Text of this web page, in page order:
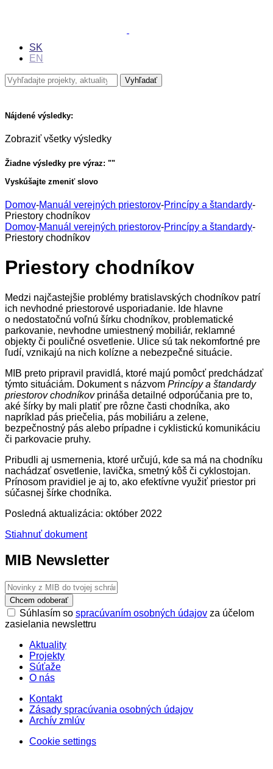
SK
EN
Nájdené výsledky:
Zobraziť všetky výsledky
Žiadne výsledky pre výraz: ""
Vyskúšajte zmeniť slovo
Domov-Manuál verejných priestorov-Princípy a štandardy-
Priestory chodníkov
Domov-Manuál verejných priestorov-Princípy a štandardy-
Priestory chodníkov
Priestory chodníkov
Medzi najčastejšie problémy bratislavských chodníkov patrí
ich nevhodné priestorové usporiadanie. Ide hlavne
o nedostatočnú voľnú šírku chodníkov, problematické
parkovanie, nevhodne umiestnený mobiliár, reklamné
objekty či pouličné osvetlenie. Ulice sú tak nekomfortné pre
ľudí, vznikajú na nich kolízne a nebezpečné situácie.
MIB preto pripravil pravidlá, ktoré majú pomôcť predchádzať
týmto situáciám. Dokument s názvom Princípy a štandardy
priestorov chodníkovprináša detailné odporúčania pre to,
aké šírky by mali platiť pre rôzne časti chodníka, ako
napríklad pás priečelia, pás mobiliáru a zelene,
bezpečnostný pás alebo prípadne i cyklistickú komunikáciu
či parkovacie pruhy.
Pribudli aj usmernenia, ktoré určujú, kde sa má na chodníku
nachádzať osvetlenie, lavička, smetný kôš či cyklostojan.
Prínosom pravidiel je aj to, ako efektívne využiť priestor pri
súčasnej šírke chodníka.
Posledná aktualizácia: október 2022
Stiahnuť dokument
MIB Newsletter
Chcem odoberať
Súhlasím so spracúvaním osobných údajov za účelom
zasielania newslettru
Aktuality
Projekty
Súťaže
O nás
Kontakt
Zásady spracúvania osobných údajov
Archív zmlúv
Cookie settings